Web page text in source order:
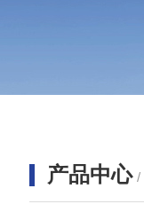
产品中心 /